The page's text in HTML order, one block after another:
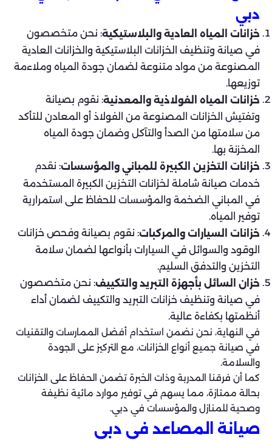
دبي
خزانات المياه العادية والبلاستيكية: نحن متخصصون
في صيانة وتنظيف الخزانات البلاستيكية والخزانات العادية
المصنوعة من مواد متنوعة لضمان جودة المياه وملاءمة
توزيعها.
خزانات المياه الفولاذية والمعدنية: نقوم بصيانة
وتفتيش الخزانات المصنوعة من الفولاذ أو المعادن للتأكد
من سلامتها من الصدأ والتآكل وضمان جودة المياه
المخزنة بها.
خزانات التخزين الكبيرة للمباني والمؤسسات: نقدم
خدمات صيانة شاملة لخزانات التخزين الكبيرة المستخدمة
في المباني الضخمة والمؤسسات للحفاظ على استمرارية
توفير المياه.
خزانات السيارات والمركبات: نقوم بصيانة وفحص خزانات
الوقود والسوائل في السيارات بأنواعها لضمان سلامة
التخزين والتدفق السليم.
خزان السائل بأجهزة التبريد والتكييف: نحن متخصصون
في صيانة وتنظيف خزانات التبريد والتكييف لضمان أداء
أنظمتها بكفاءة عالية.
في النهاية، نحن نضمن استخدام أفضل الممارسات والتقنيات
في صيانة جميع أنواع الخزانات، مع التركيز على الجودة
والسلامة.
كما أن فرقنا المدربة وذات الخبرة تضمن الحفاظ على الخزانات
بحالة ممتازة، مما يسهم في توفير موارد مائية نظيفة
وصحية للمنازل والمؤسسات في دبي.
صيانة المصاعد في دبي